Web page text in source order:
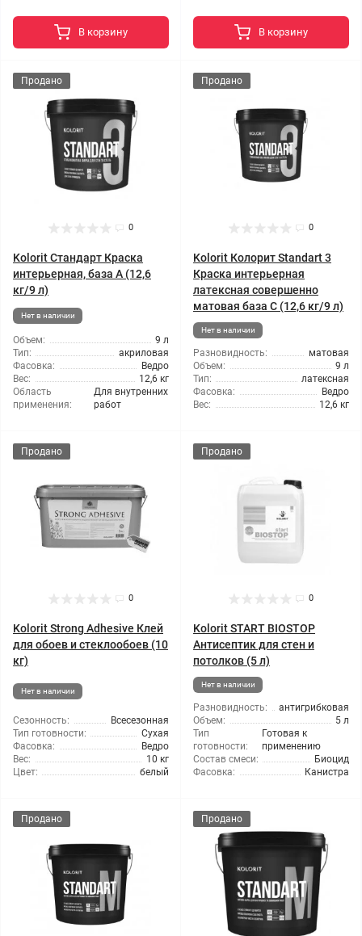
В корзину В корзину
Продано
0
Kolorit Стандарт Краска
интерьерная, база А (12,6
кг/9 л)
Нет в наличии
Объем:
9 л
Тип:
акриловая
Фасовка:
Ведро
Вес:
12,6 кг
Область
применения:
Для внутренних
работ
Продано
0
Kolorit Колорит Standart 3
Краска интерьерная
латексная совершенно
матовая база C (12,6 кг/9 л)
Нет в наличии
Разновидность:
матовая
Объем:
9 л
Тип:
латексная
Фасовка:
Ведро
Вес:
12,6 кг
Продано
0
Kolorit Strong Adhesive Клей
для обоев и стеклообоев (10
кг)
Нет в наличии
Сезонность:
Всесезонная
Тип готовности:
Сухая
Фасовка:
Ведро
Вес:
10 кг
Цвет:
белый
Продано
0
Kolorit START BIOSTOP
Антисептик для стен и
потолков (5 л)
Нет в наличии
Разновидность:
антигрибковая
Объем:
5 л
Тип
готовности:
Готовая к
применению
Состав смеси:
Биоцид
Фасовка:
Канистра
Продано Продано